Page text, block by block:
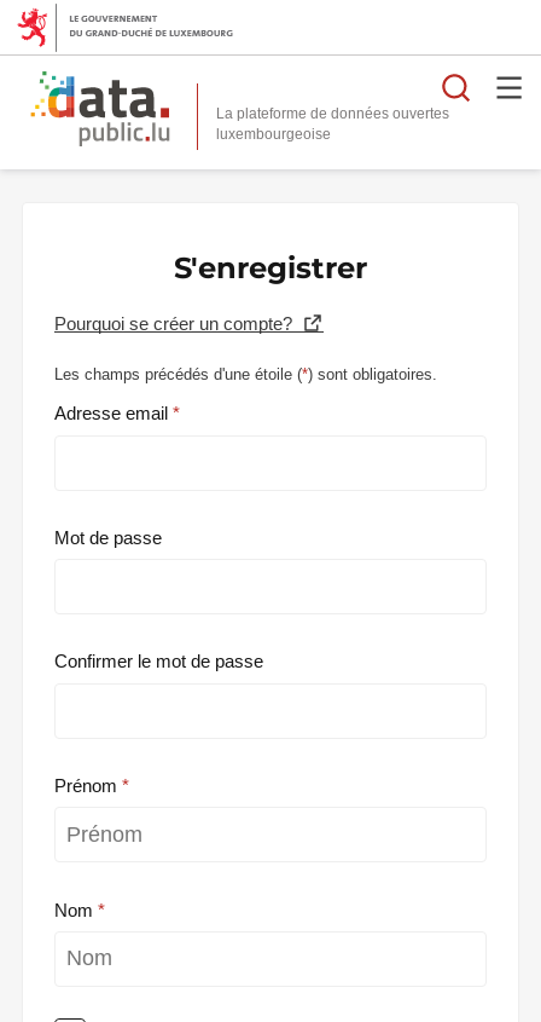
La plateforme de données ouvertes
S'enregistrer
Pourquoi se créer un compte?
Les champs précédés d'une étoile (*) sont obligatoires.
Adresse email
Mot de passe
Confirmer le mot de passe
Prénom
Nom